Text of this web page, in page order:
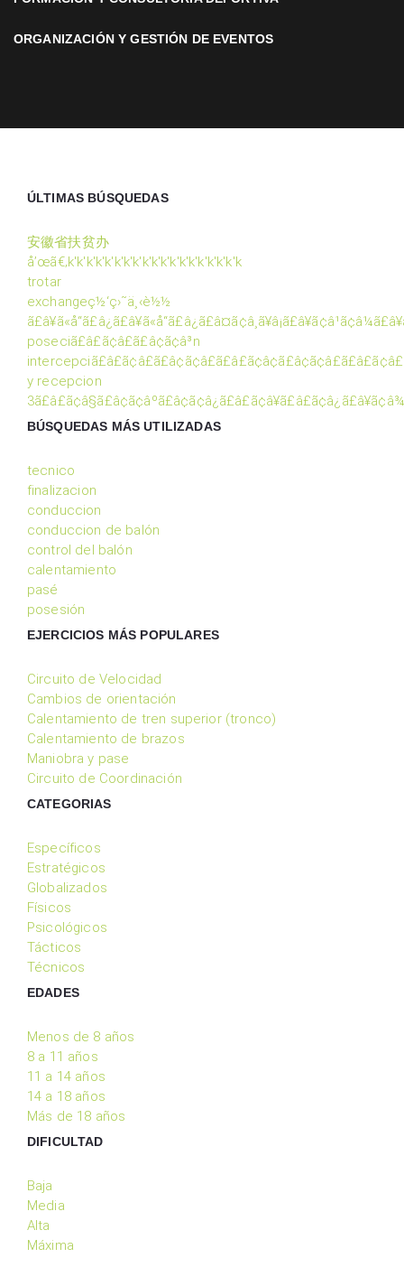
ORGANIZACIÓN Y GESTIÓN DE EVENTOS
ÚLTIMAS BÚSQUEDAS
安徽省扶贫办
å’œã€‚k'k'k'k'k'k'k'k'k'k'k'k'k'k'k'k'k'k'k
trotar
exchangeç½‘ç›˜ä¸‹è½½
poseciã£â£ã¢â£ã£â¢ã¢â³n
y recepcion
BÚSQUEDAS MÁS UTILIZADAS
tecnico
finalizacion
conduccion
conduccion de balón
control del balón
calentamiento
pasé
posesión
EJERCICIOS MÁS POPULARES
Circuito de Velocidad
Cambios de orientación
Calentamiento de tren superior (tronco)
Calentamiento de brazos
Maniobra y pase
Circuito de Coordinación
CATEGORIAS
Específicos
Estratégicos
Globalizados
Físicos
Psicológicos
Tácticos
Técnicos
EDADES
Menos de 8 años
8 a 11 años
11 a 14 años
14 a 18 años
Más de 18 años
DIFICULTAD
Baja
Media
Alta
Máxima